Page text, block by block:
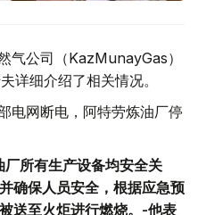
气公司（KazMunayGas）
详细介绍了相关情况。
电网断电，阿特劳炼油厂停
所有生产设备均安全关
确保人员安全，根据应急预
送至火炬进行燃烧。-他表